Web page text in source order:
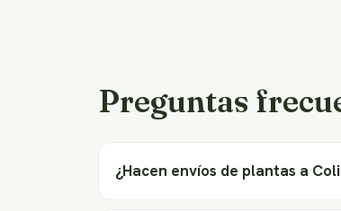
Preguntas
¿Hacen envíos de plantas a